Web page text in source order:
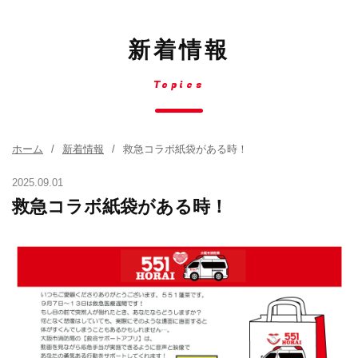
新着情報
Topics
ホーム 新着情報 救急コラボ紙袋がある時！
2025.09.01
救急コラボ紙袋がある時！